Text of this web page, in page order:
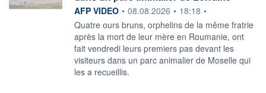
information fournie par
AFP VIDEO • 08.08.2026 • 18:18 •
Quatre ours bruns, orphelins de la même fratrie
après la mort de leur mère en Roumanie, ont
fait vendredi leurs premiers pas devant les
visiteurs dans un parc animalier de Moselle qui
les a recueillis.